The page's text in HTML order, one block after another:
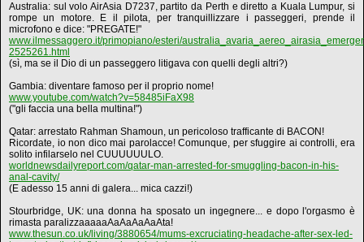
Australia: sul volo AirAsia D7237, partito da Perth e diretto a Kuala Lumpur, si
rompe un motore. E il pilota, per tranquillizzare i passeggeri, prende il
microfono e dice: "PREGATE!"
www.ilmessaggero.it/primopiano/esteri/
2525261.html
(sì, ma se il Dio di un passeggero litigava con quelli degli altri?)
Gambia: diventare famoso per il proprio nome!
www.youtube.com/watch?v=58485iFaX98
("gli faccia una bella multina!")
Qatar: arrestato Rahman Shamoun, un pericoloso trafficante di BACON!
Ricordate, io non dico mai parolacce! Comunque, per sfuggire ai controlli, era
solito infilarselo nel CUUUUUULO.
worldnewsdailyreport.com/qatar-man-arrested-for-smuggling-bacon-in-his-
anal-cavity/
(E adesso 15 anni di galera... mica cazzi!)
Stourbridge, UK: una donna ha sposato un ingegnere... e dopo l'orgasmo è
rimasta paralizzaaaaaAaAaAaAaAta!
www.thesun.co.uk/living/3880654/mums-excruciating-headache-after-sex-led-